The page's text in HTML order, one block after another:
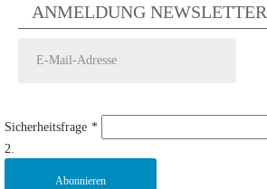
ANMELDUNG NEWSLETTER
Sicherheitsfrage *
2.
Abonnieren